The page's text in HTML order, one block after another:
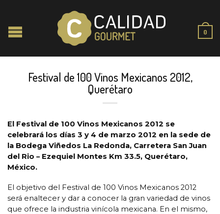
0
Festival de 100 Vinos Mexicanos 2012,
Querétaro
El Festival de 100 Vinos Mexicanos 2012 se
celebrará los días 3 y 4 de marzo 2012 en la sede de
la Bodega Viñedos La Redonda, Carretera San Juan
del Rio – Ezequiel Montes Km 33.5, Querétaro,
México.
El objetivo del Festival de 100 Vinos Mexicanos 2012
será enaltecer y dar a conocer la gran variedad de vinos
que ofrece la industria vinícola mexicana. En el mismo,